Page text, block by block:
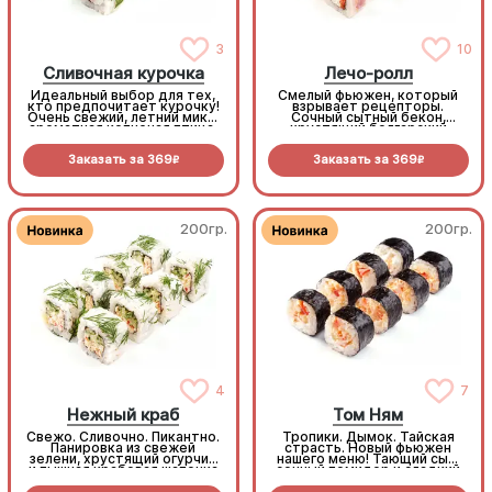
3
Сливочная курочка
Идеальный выбор для тех,
кто предпочитает курочку!
Очень свежий, летний микс:
ароматная копченая птица,
хрустящие овощи.
Знакомый и любимый вкус в
новом зеленом формате!
Заказать за 369R
10
Лечо-ролл
Смелый фьюжен, который
взрывает рецепторы.
Сочный сытный бекон,
хрустящий болгарский
умами-морковь и пикантный
тайский соус на сливочной
базе. Попробовав раз, вы
Заказать за 369R
200гр.
4
Нежный краб
Свежо. Сливочно. Пикантно.
Панировка из свежей
зелени, хрустящий огурчик
и пышная крабовая шапочка
200гр.
7
Том Ням
Тропики. Дымок. Тайская
страсть. Новый фьюжен
нашего меню! Тающий сыр,
сочный помидор и сладкий